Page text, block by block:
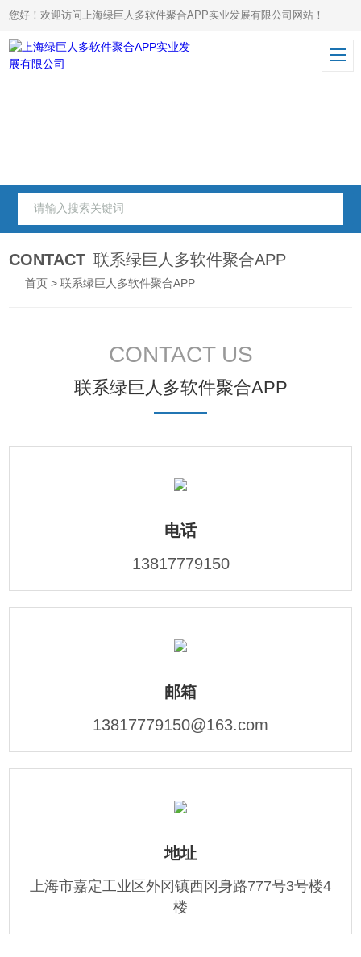
您好！欢迎访问上海绿巨人多软件聚合APP实业发展有限公司网站！
CONTACT 联系绿巨人多软件聚合APP
首页 > 联系绿巨人多软件聚合APP
CONTACT US
联系绿巨人多软件聚合APP
电话
13817779150
邮箱
13817779150@163.com
地址
上海市嘉定工业区外冈镇西冈身路777号3号楼4
楼